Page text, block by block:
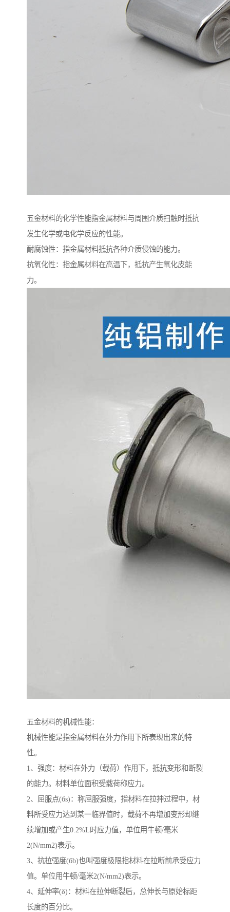
五金材料的化学性能指金属材料与周围介质扫触时抵抗
发生化学或电化学反应的性能。
耐腐蚀性：指金属材料抵抗各种介质侵蚀的能力。
抗氧化性：指金属材料在高温下，抵抗产生氧化皮能
力。
五金材料的机械性能：
机械性能是指金属材料在外力作用下所表现出来的特
性。
1、强度：材料在外力（载荷）作用下，抵抗变形和断裂
的能力。材料单位面积受载荷称应力。
2、屈服点(бs)：称屈服强度，指材料在拉抻过程中，材
料所受应力达到某一临界值时，载荷不再增加变形却继
续增加或产生0.2%L时应力值，单位用牛顿/毫米
2(N/mm2)表示。
3、抗拉强度(бb)也叫强度极限指材料在拉断前承受应力
值。单位用牛顿/毫米2(N/mm2)表示。
4、延伸率(δ)：材料在拉伸断裂后，总伸长与原始标距
长度的百分比。